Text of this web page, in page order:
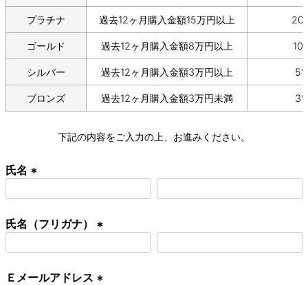
プラチナ 過去12ヶ月購入金額15万円以上
ゴールド 過去12ヶ月購入金額8万円以上
シルバー 過去12ヶ月購入金額3万円以上
ブロンズ 過去12ヶ月購入金額3万円未満
下記の内容をご入力の上、お進みください。
氏名
須
氏名（フリガナ）
須
Ｅメールアドレス